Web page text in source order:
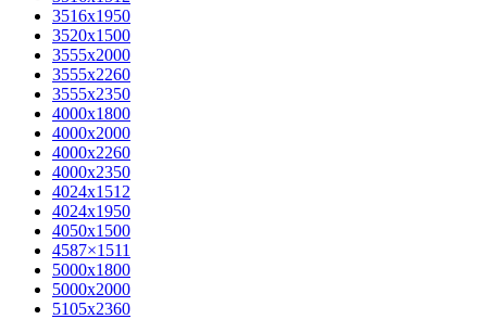
3516х1950
3520х1500
3555х2000
3555х2260
3555х2350
4000х1800
4000х2000
4000х2260
4000х2350
4024х1512
4024х1950
4050х1500
4587×1511
5000х1800
5000х2000
5105х2360